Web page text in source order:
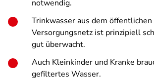
notwendig.
Trinkwasser aus dem öffentlichen
Versorgungsnetz ist prinzipiell
gut überwacht.
Auch Kleinkinder und Kranke
gefiltertes Wasser.